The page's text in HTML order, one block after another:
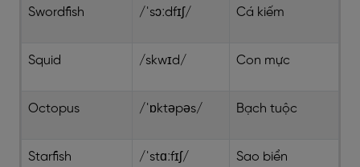
Swordfish /ˈsɔːdfɪʃ/ Cá kiếm
Squid /skwɪd/ Con mực
Octopus /ˈɒktəpəs/ Bạch tuộc
Starfish /ˈstɑːfɪʃ/ Sao biển